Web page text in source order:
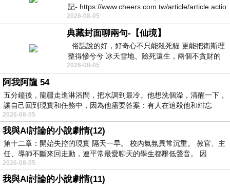
記- https://www.cheers.com.tw/article/article.actio
2026-08-05
典藏封面聊兩句-【仙境】
俗話說的好，好奇心不只能殺死貓 更能把衛斯理
整得慘兮兮 冰天雪地、險死還生，兩個不貪財的
人尋什麼寶？ 人家追尋愛情還
2026-08-05
阿我阿龍 54
五分鐘後，龍疆走進淋浴間，把水調到最冷。他想洗個澡，清醒一下，
讓自己回到現實和任務中，因為他需要答案：有人在追殺他和緋忘
2026-08-05
我與AI討論的小說劇情(12)
第十二章：開始失控的現實 隔天一早。 校內氣氛異常沉重。 教官、主
任、導師不斷來回走動，連平常最愛聊天的學生都壓低聲音。 因
2026-08-05
我與AI討論的小說劇情(11)